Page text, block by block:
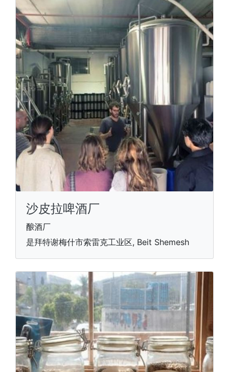
沙皮拉啤酒厂
酿酒厂
是拜特谢梅什市索雷克工业区, Beit Shemesh